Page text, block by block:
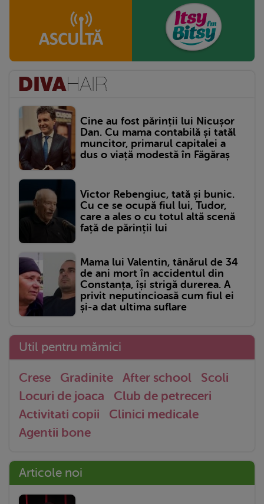
Cine au fost părinții lui Nicușor
Dan. Cu mama contabilă și tatăl
muncitor, primarul capitalei a
dus o viață modestă în Făgăraș
Victor Rebengiuc, tată și bunic.
Cu ce se ocupă fiul lui, Tudor,
care a ales o cu totul altă scenă
față de părinții lui
Mama lui Valentin, tânărul de 34
de ani mort în accidentul din
Constanța, își strigă durerea. A
privit neputincioasă cum fiul ei
și-a dat ultima suflare
Util pentru mămici
Crese Gradinite After school
Scoli
Locuri de joaca
Club de petreceri
Activitati copii
Clinici medicale
Agentii bone
Articole noi